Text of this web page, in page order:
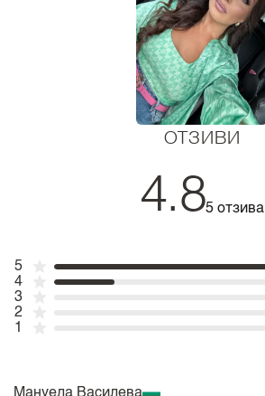
ОТЗИВИ
4.85 отзива
5
4
3
2
1